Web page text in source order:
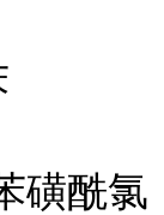
磺酰氯